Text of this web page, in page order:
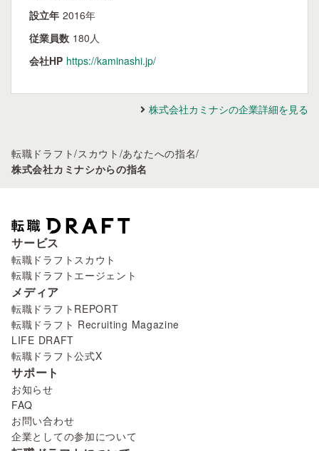
設立年 2016年
従業員数 180人
会社HP https://kaminashi.jp/
株式会社カミナシの企業詳細を見る
転職ドラフト/スカウト /あなたへの指名/
株式会社カミナシからの指名
サービス
転職ドラフトスカウト
転職ドラフトエージェント
メディア
転職ドラフトREPORT
転職ドラフト Recruiting Magazine
LIFE DRAFT
転職ドラフト公式X
サポート
お知らせ
FAQ
お問い合わせ
企業としての参加について